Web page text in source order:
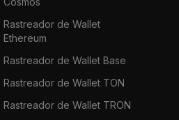
Rastreador de Wallet
Ethereum
Rastreador de Wallet Base
Rastreador de Wallet TON
Rastreador de Wallet TRON